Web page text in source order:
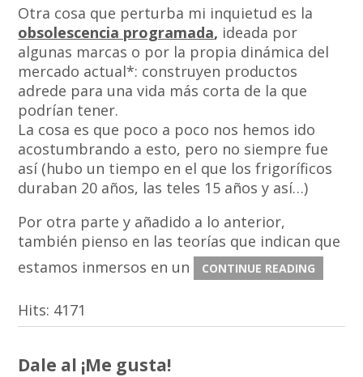
Otra cosa que perturba mi inquietud es la
obsolescencia programada, ideada por
algunas marcas o por la propia dinámica del
mercado actual*: construyen productos
adrede para una vida más corta de la que
podrían tener.
La cosa es que poco a poco nos hemos ido
acostumbrando a esto, pero no siempre fue
así (hubo un tiempo en el que los frigoríficos
duraban 20 años, las teles 15 años y así…)
Por otra parte y añadido a lo anterior,
también pienso en las teorías que indican que
estamos inmersos en un
CONTINUE READING
Hits: 4171
Dale al ¡Me gusta!